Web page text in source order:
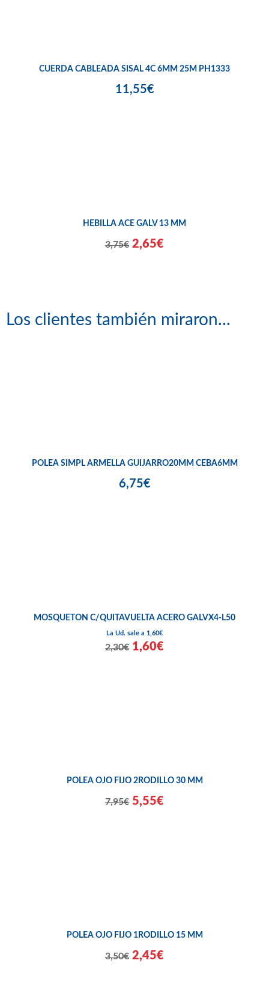
CUERDA CABLEADA SISAL 4C 6MM 25M PH1333
11,55€
HEBILLA ACE GALV 13 MM
3,75€ 2,65€
Los clientes también miraron...
POLEA SIMPL ARMELLA GUIJARRO20MM CEBA6MM
6,75€
MOSQUETON C/QUITAVUELTA ACERO GALVX4-L50
La Ud. sale a 1,60€
2,30€ 1,60€
POLEA OJO FIJO 2RODILLO 30 MM
7,95€ 5,55€
POLEA OJO FIJO 1RODILLO 15 MM
3,50€ 2,45€